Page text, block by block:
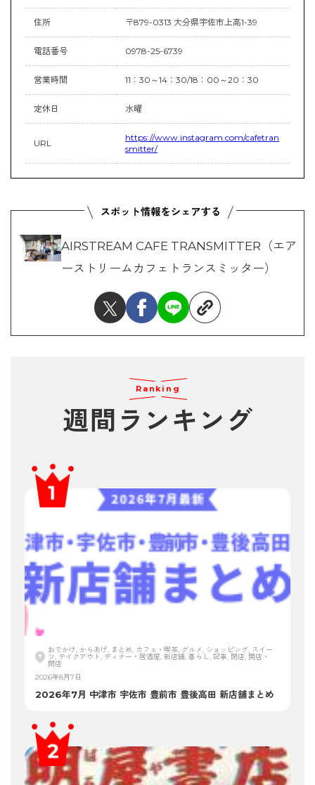
住所 〒879-0313 大分県宇佐市上高1-39
電話番号 0978-25-6739
営業時間 11：30～14：30/18：00～20：30
定休日 水曜
URL
https://www.instagram.com/cafetran
smitter/
AIRSTREAM CAFE TRANSMITTER（エア
ーストリームカフェトランスミッター）
Ranking
週間ランキング
おでかけ, からあげ, まとめ, カフェ・喫茶, グルメ, ショッピング, スイー
ツ, テイクアウト, ディナー・居酒屋, 新店舗, 暮らし, 記事, 閉店, 開店・
閉店
2026年8月7日
2026年7月 中津市 宇佐市 豊前市 豊後高田 新店舗まとめ